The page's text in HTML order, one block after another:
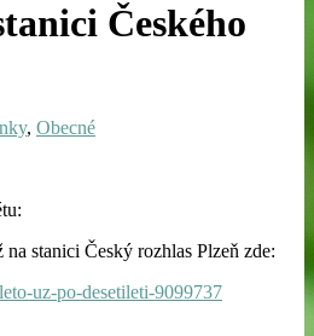
Českého
, Obecné
na stanici Český rozhlas Plzeň zde:
uz-po-desetileti-9099737